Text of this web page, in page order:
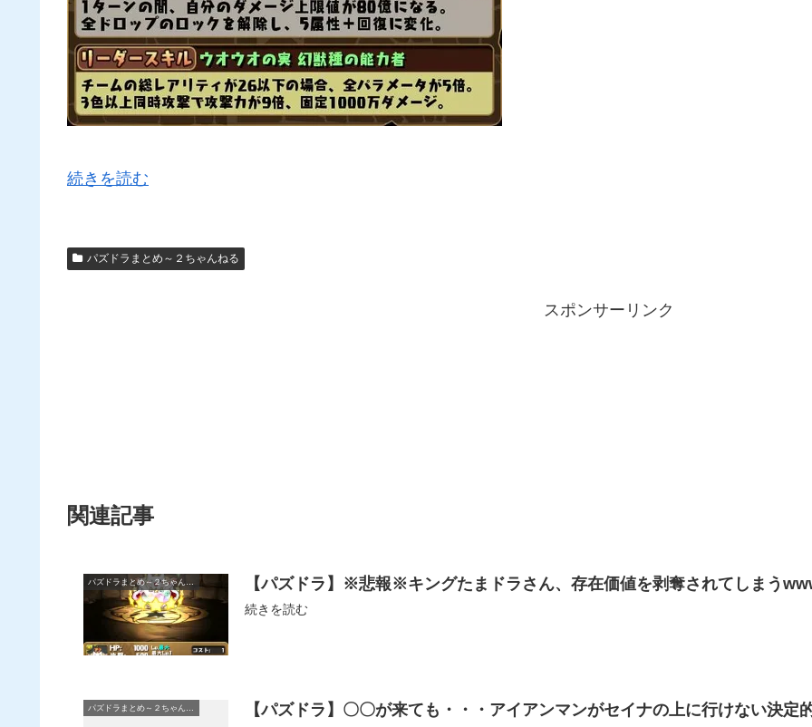
続きを読む
パズドラまとめ～２ちゃんねる
スポンサーリンク
関連記事
パズドラまとめ～２ちゃんねる 【パズドラ】※悲報※キングたまドラさん、存在価値を剥奪されてしまう
続きを読む
パズドラまとめ～２ちゃんねる 【パズドラ】〇〇が来ても・・・アイアンマンがセイナの上に行けない決定